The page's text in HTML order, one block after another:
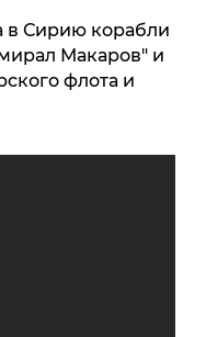
в Сирию корабли
Макаров" и
флота и